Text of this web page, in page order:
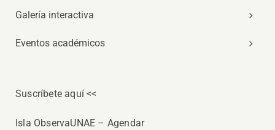
Galería interactiva
Eventos académicos
Suscríbete aquí <<
Isla ObservaUNAE – Agendar